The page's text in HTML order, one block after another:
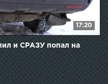
17:20
и СРАЗУ попал на